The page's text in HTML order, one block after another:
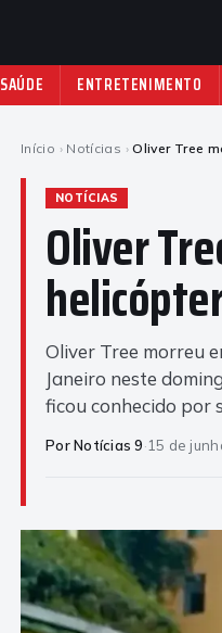
SAÚDE ENTRETENIMENTO
Início › Notícias › Oliver Tree
NOTÍCIAS
Oliver
Oliver Tree morreu
Janeiro neste
ficou conhecido por
Por Notícias 9·15 de